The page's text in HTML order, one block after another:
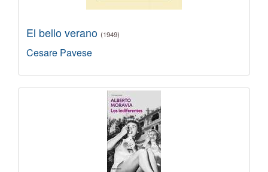
El bello verano (1949)
Cesare Pavese